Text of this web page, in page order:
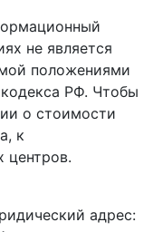
не является
положениями
РФ. Чтобы
о стоимости
к
центров.
адрес: